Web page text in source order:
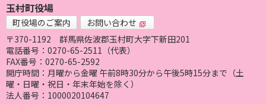
玉村町役場
町役場のご案内
お問い合わせ
〒370-1192
群馬県佐波郡玉村町大字下新田201
電話番号：0270-65-2511（代表）
FAX番号：0270-65-2592
開庁時間：月曜から金曜 午前8時30分から午後5時15分まで（土
曜・日曜・祝日・年末年始を除く）
法人番号：1000020104647